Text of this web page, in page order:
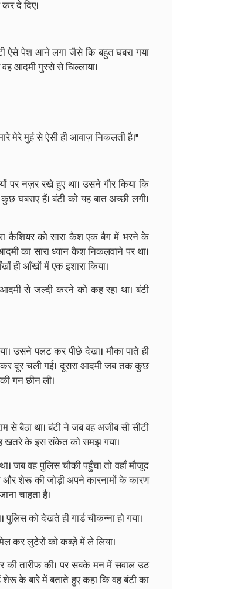
दे दिए।
ऐसे पेश आने लगा जैसे कि बहुत घबरा गया
आदमी गुस्से से चिल्लाया।
मेरे मुहं से ऐसी ही आवाज़ निकलती है।"
पर नज़र रखे हुए था। उसने गौर किया कि
घबराए हैं। बंटी को यह बात अच्छी लगी।
कैशियर को सारा कैश एक बैग में भरने के
का सारा ध्यान कैश निकलवाने पर था।
ही आँखों में एक इशारा किया।
से जल्दी करने को कह रहा था। बंटी
उसने पलट कर पीछे देखा। मौका पाते ही
कर दूर चली गई। दूसरा आदमी जब तक कुछ
गन छीन ली।
से बैठा था। बंटी ने जब वह अजीब सी सीटी
खतरे के इस संकेत को समझ गया।
जब वह पुलिस चौकी पहुँचा तो वहाँ मौजूद
और शेरू की जोड़ी अपने कारनामों के कारण
चाहता है।
को देखते ही गार्ड चौकन्ना हो गया।
कर लुटेरों को कब्ज़े में ले लिया।
की तारीफ की। पर सबके मन में सवाल उठ
के बारे में बताते हुए कहा कि वह बंटी का